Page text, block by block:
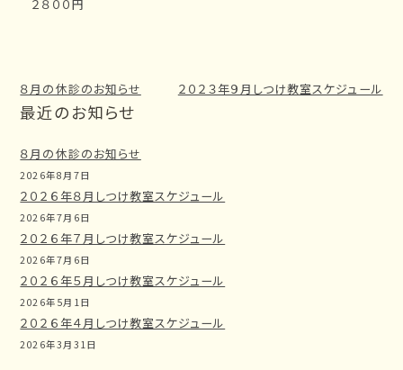
２８００円
８月の休診のお知らせ ２０２３年９月しつけ教室スケジュール
最近のお知らせ
８月の休診のお知らせ
2026年8月7日
２０２６年８月しつけ教室スケジュール
2026年7月6日
２０２６年７月しつけ教室スケジュール
2026年7月6日
２０２６年５月しつけ教室スケジュール
2026年5月1日
２０２６年４月しつけ教室スケジュール
2026年3月31日